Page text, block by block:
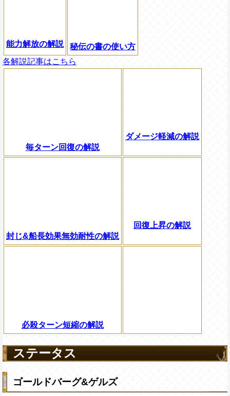
能力解放の解説
秘伝の書の使い方
各解説記事はこちら
毎ターン回復の解説
ダメージ軽減の解説
封じ&船長効果無効耐性の解説
回復上昇の解説
必殺ターン短縮の解説
ステータス
ゴールドバーグ&ゲルズ